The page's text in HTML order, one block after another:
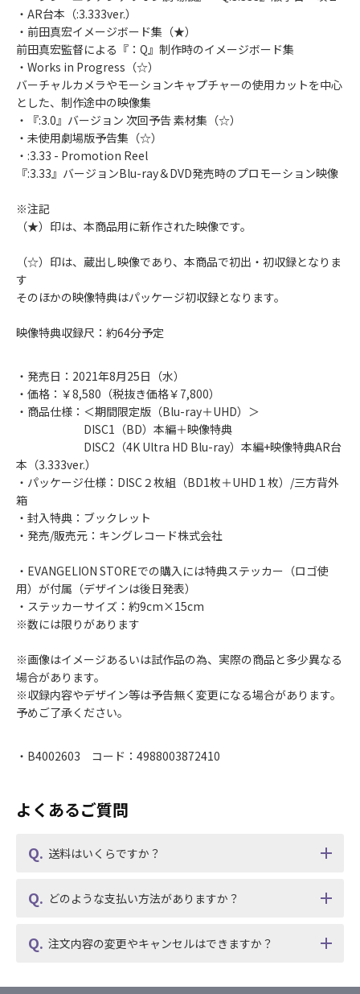
・AR台本（:3.333ver.）
・前田真宏イメージボード集（★）
前田真宏監督による『：Q』制作時のイメージボード集
・Works in Progress（☆）
バーチャルカメラやモーションキャプチャーの使用カットを中心
とした、制作途中の映像集
・『:3.0』バージョン 次回予告 素材集（☆）
・未使用劇場版予告集（☆）
・:3.33 - Promotion Reel
『:3.33』バージョンBlu-ray＆DVD発売時のプロモーション映像
※注記
（★）印は、本商品用に新作された映像です。
（☆）印は、蔵出し映像であり、本商品で初出・初収録となりま
す
そのほかの映像特典はパッケージ初収録となります。
映像特典収録尺：約64分予定
・発売日：2021年8月25日（水）
・価格：￥8,580（税抜き価格￥7,800）
・商品仕様：＜期間限定版（Blu-ray＋UHD）＞
DISC1（BD）本編＋映像特典
DISC2（4K Ultra HD Blu-ray）本編+映像特典AR台
本（3.333ver.）
・パッケージ仕様：DISC２枚組（BD1枚＋UHD１枚）/三方背外
箱
・封入特典：ブックレット
・発売/販売元：キングレコード株式会社
・EVANGELION STOREでの購入には特典ステッカー（ロゴ使
用）が付属（デザインは後日発表）
・ステッカーサイズ：約9cm×15cm
※数には限りがあります
※画像はイメージあるいは試作品の為、実際の商品と多少異なる
場合があります。
※収録内容やデザイン等は予告無く変更になる場合があります。
予めご了承ください。
・B4002603 コード：4988003872410
よくあるご質問
送料はいくらですか？
どのような支払い方法がありますか？
注文内容の変更やキャンセルはできますか？